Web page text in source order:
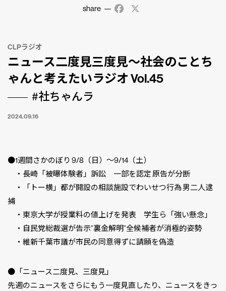
share Facebook
CLPラジオ
ニュース二度見三度見〜社会のことち
ゃんと考えたいラジオ Vol.45
#社ちゃんラ
2024.09.16
●1週間さかのぼり 9/8（日）〜9/14（土）
・長崎「被曝体験者」訴訟 一部を認定 原告が分断
・「トー横」都が開設の相談施設でわいせつ行為 男二人逮
捕
・東京大学が授業料の値上げを発表 学生ら「強い懸念」
・自民党総裁選が告示”裏金解明”全候補者が消極的姿勢
・維新千葉市議が市民の同意得ずに請願を偽造
●「ニュース二度見、三度見」
先週のニュースをさらにもう一度見直したり、ニュースをきっ